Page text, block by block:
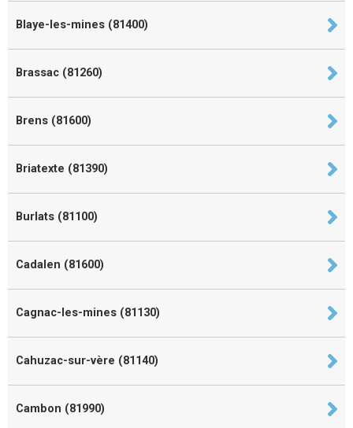
Blaye-les-mines (81400)
Brassac (81260)
Brens (81600)
Briatexte (81390)
Burlats (81100)
Cadalen (81600)
Cagnac-les-mines (81130)
Cahuzac-sur-vère (81140)
Cambon (81990)